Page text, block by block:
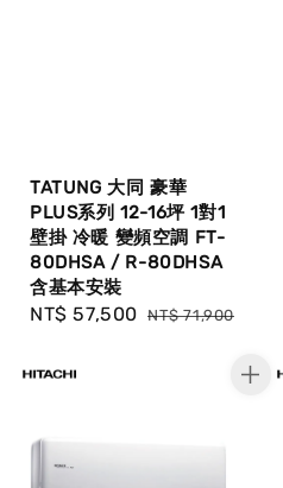
TATUNG 大同 豪華
PLUS系列 12-16坪 1對1
壁掛 冷暖 變頻空調 FT-
80DHSA / R-80DHSA
含基本安裝
Sale
NT$ 57,500 Regular
NT$ 71,900